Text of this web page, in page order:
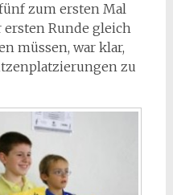
zum ersten Mal
ersten Runde gleich
müssen, war klar,
zu